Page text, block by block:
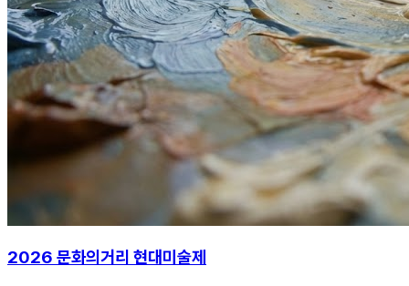
2026 문화의거리 현대미술제